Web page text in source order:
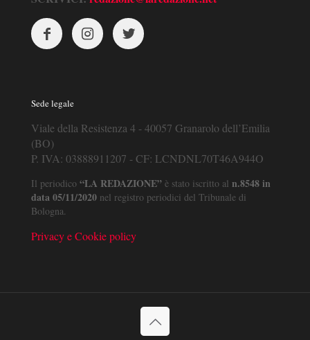
Sede legale
Viale della Resistenza 4 - 40057 Granarolo dell’Emilia
(BO)
P. IVA: 03888911207 - CF: LCNDNL70T46A944O
Il periodico “LA REDAZIONE” è stato iscritto al n.8548 in
data 05/11/2020 nel registro periodici del Tribunale di
Bologna.
Privacy e Cookie policy